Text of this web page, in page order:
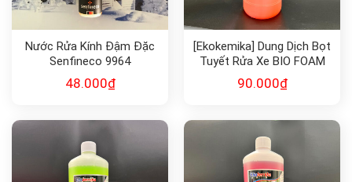
Nước Rửa Kính Đậm Đặc
Senfineco 9964
48.000₫
[Ekokemika] Dung Dịch Bọt
Tuyết Rửa Xe BIO FOAM
ACTIVE
90.000₫